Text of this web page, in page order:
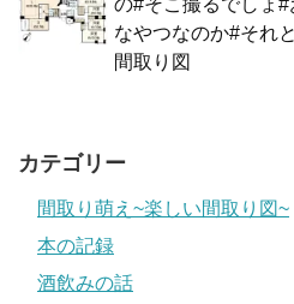
の#そこ撮るでしょ
なやつなのか#それ
間取り図
カテゴリー
間取り萌え~楽しい間取り図~
本の記録
酒飲みの話